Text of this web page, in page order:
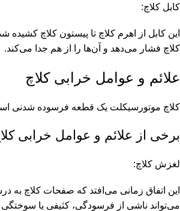
کابل کلاچ:
این کابل از اهرم کلاچ تا پیستون کلاچ
کلاچ فشار می‌دهد و آن‌ها را از هم جدا می‌کند.
علائم و عوامل خرابی کلاچ
کلاچ موتورسیکلت یک قطعه فرسوده شدنی
برخی از علائم و عوامل خرابی
لغزش کلاچ:
این اتفاق زمانی می‌افتد که صفحات کلاچ
می‌تواند ناشی از فرسودگی، کثیفی یا